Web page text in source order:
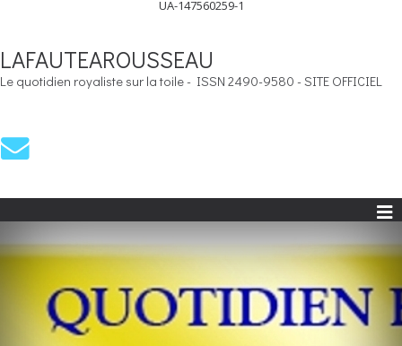
UA-147560259-1
LAFAUTEAROUSSEAU
Le quotidien royaliste sur la toile - ISSN 2490-9580 - SITE OFFICIEL